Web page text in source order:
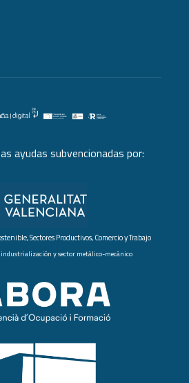
ayudas subvencionadas por:
Sectores Productivos, Comercio y Trabajo
industrialización y sector metálico-mecánico